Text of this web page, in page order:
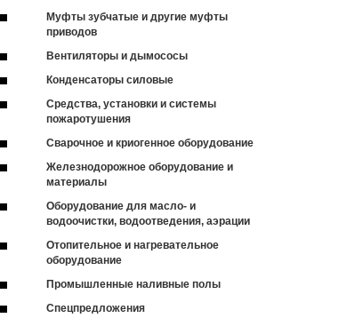
Муфты зубчатые и другие муфты
приводов
Вентиляторы и дымососы
Конденсаторы силовые
Средства, установки и системы
пожаротушения
Сварочное и криогенное оборудование
Железнодорожное оборудование и
материалы
Оборудование для масло- и
водоочистки, водоотведения, аэрации
Отопительное и нагревательное
оборудование
Промышленные наливные полы
Спецпредложения